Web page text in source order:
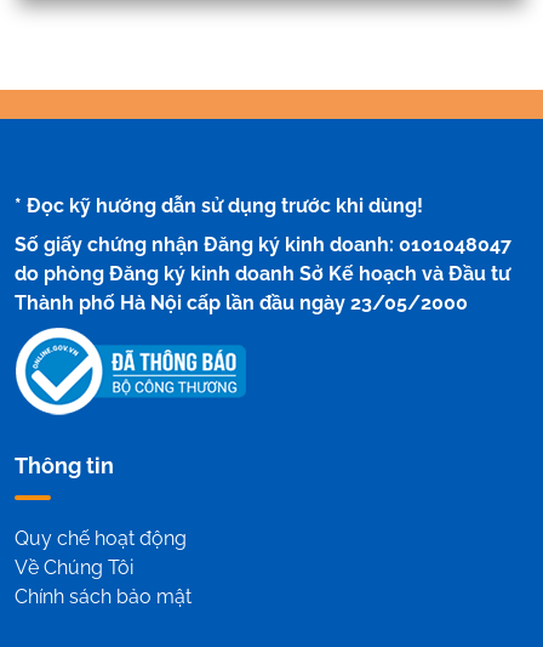
* Đọc kỹ hướng dẫn sử dụng trước khi dùng!
Số giấy chứng nhận Đăng ký kinh doanh: 0101048047
do phòng Đăng ký kinh doanh Sở Kế hoạch và Đầu tư
Thành phố Hà Nội cấp lần đầu ngày 23/05/2000
Thông tin
Quy chế hoạt động
Về Chúng Tôi
Chính sách bảo mật